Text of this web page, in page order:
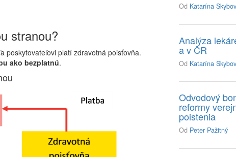
stranou?
poskytovateľovi platí zdravotná poisťovňa.
ako bezplatnú.
Od Katarína
Analýza
a v ČR
Od Katarína
Odvodový
reformy
poistenia
Od Peter Pažitný